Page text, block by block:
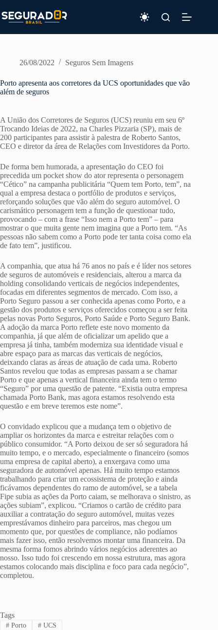
para
o
26/08/2022 Seguros Sem Imagens
Porto apresenta aos corretores da UCS oportunidades que vão
além de seguros
A União dos Corretores de Seguros (UCS) reuniu em seu 6º
Trocando Ideias de 2022, na Charles Pizzaria (SP), mais de
200 participantes para assistir à palestra de Roberto Santos,
CEO e diretor da área de Relações com Investidores da Porto.
De forma bem humorada, a apresentação do CEO foi
precedida um pocket show do ator representa o personagem
“Cético” na campanha publicitária “Quem tem Porto, tem”, na
qual a empresa destaca o portfólio de produtos e serviços,
reforçando soluções que vão além do seguro automóvel. O
carismático personagem tem a função de questionar tudo,
provocando – com a frase “Isso nem a Porto tem” – para
mostrar o que muita gente nem imagina que a Porto tem. “As
pessoas não sabem como a Porto pode ter tanta coisa como ela
de fato tem”, justificou.
A companhia, que atua há 76 anos no país e é líder nos setores
de seguros de automóveis e residenciais, alterou a marca da
holding consolidando verticais de negócios independentes,
focadas em diferentes segmentos de mercado. Com isso, a
Porto Seguro passou a ser conhecida apenas como Porto, e a
gestão dos produtos e serviços oferecidos começou a ser feita
pelas novas Porto Seguros, Porto Saúde e Porto Seguro Bank.
A adoção da marca Porto reflete este novo momento da
companhia, já que além de oficializar um apelido que a
empresa já tinha, também moderniza sua identidade visual e
abre espaço para as marcas das verticais de negócios,
deixando claras as áreas de atuação de cada uma. Roberto
Santos revelou que todas as empresas passam a se chamar
Porto e que apenas a vertical financeira ainda tem o termo
“Seguro” por uma questão de patente. “Existia outra empresa
chamada Porto Bank, mas agora estamos resolvendo esta
questão e em breve teremos este nome”.
O convidado explicou que a mudança tem o objetivo de
ampliar os horizontes da marca e estreitar relações com o
público consumidor. “A Porto deixou de ser só seguradora há
muito tempo, e o mercado, especialmente o financeiro (somos
uma empresa de capital aberto), a enxergava como uma
seguradora de automóvel apenas. Há muito tempo estamos
trabalhando para criar um ecossistema de proteção e ainda
ficávamos dependentes do ramo de automóvel, se a tabela
Fipe subia as ações da Porto caiam, se melhorava o sinistro, as
ações subiam”, explicou. “Criamos o cartão de crédito para
auxiliar a contratação do seguro automóvel, muitas vezes
emprestávamos dinheiro para parceiros, mas chegou um
momento que, por questões de compliance, não podíamos
mais fazer isso, então resolvemos montar uma financeira. Da
mesma forma fomos abrindo vários negócios aderentes ao
nosso. Isso tudo foi crescendo em nossa estrutura, mas agora
estamos colocando mais disciplina e foco para cada negócio”,
completou.
Tags
#Porto #UCS